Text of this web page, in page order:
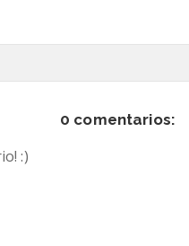
0 comentarios:
:)